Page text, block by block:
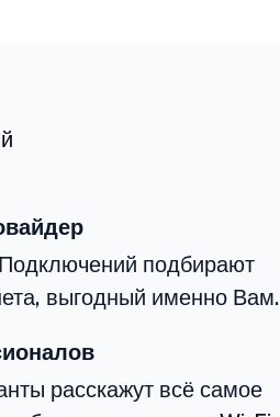
подбирают
выгодный именно Вам.
расскажут всё самое